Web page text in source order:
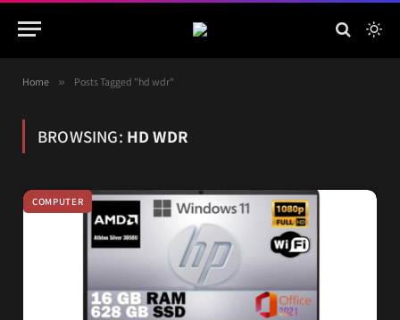
Home » Posts Tagged "hd wdr"
BROWSING: HD WDR
COMPUTER